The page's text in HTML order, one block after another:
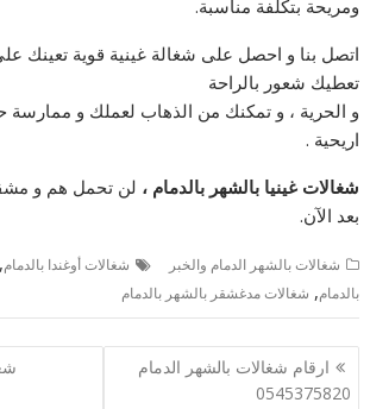
ومريحة بتكلفة مناسبة.
اتصل بنا و احصل على شغالة غينية قوية تعينك
تعطيك شعور بالراحة
و الحرية ، و تمكنك من الذهاب لعملك و ممارسة
اريحية .
شغالات غينيا بالشهر بالدمام ، لن تحمل هم و
بعد الآن.
شغالات بالشهر الدمام والخبر شغالات أوغندا بالدمام,
بالدمام, شغالات مدغشقر بالشهر بالدمام
تصفّح
المقالات
ارقام شغالات بالشهر الدمام
0545375820